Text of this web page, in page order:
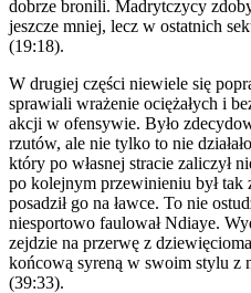
dobrze bronili. Madrytczycy
jeszcze mniej, lecz w ostatnich
(19:18).
W drugiej części niewiele się
sprawiali wrażenie ociężałych i
akcji w ofensywie. Było
rzutów, ale nie tylko to nie
który po własnej stracie zaliczył
po kolejnym przewinieniu był tak
posadził go na ławce. To nie
niesportowo faulował Ndiaye.
zejdzie na przerwę z
końcową syreną w swoim stylu z
(39:33).